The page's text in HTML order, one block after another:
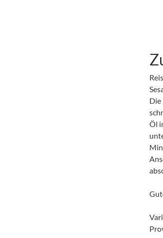
Die
Öl